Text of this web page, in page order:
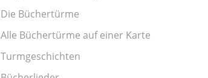
Die Büchertürme
Alle Büchertürme auf einer Karte
Turmgeschichten